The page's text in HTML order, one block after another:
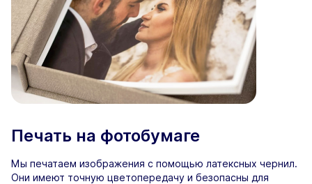
Печать на фотобумаге
Мы печатаем изображения с помощью латексных чернил.
Они имеют точную цветопередачу и безопасны для